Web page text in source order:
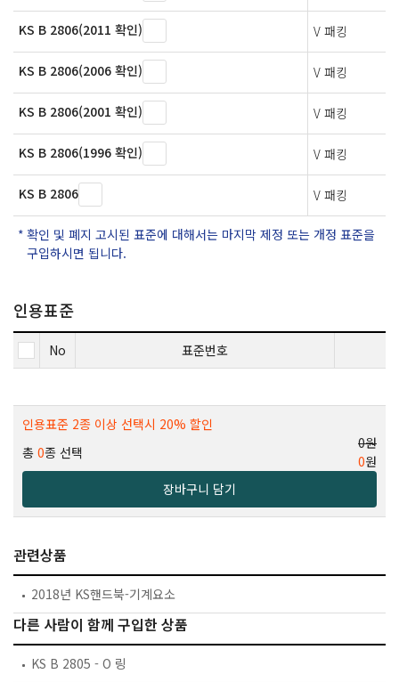
KS B 2806(2011 확인) V 패킹
KS B 2806(2006 확인) V 패킹
KS B 2806(2001 확인) V 패킹
KS B 2806(1996 확인) V 패킹
KS B 2806 V 패킹
확인 및 폐지 고시된 표준에 대해서는 마지막 제정 또는 개정 표준을
구입하시면 됩니다.
인용표준
No 표준번호
인용표준 2종 이상 선택시 20% 할인
총 0종 선택
0원
0원
장바구니 담기
관련상품
2018년 KS핸드북-기계요소
다른 사람이 함께 구입한 상품
KS B 2805 - O 링